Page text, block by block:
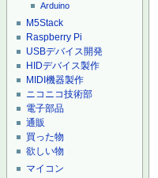
Arduino
M5Stack
Raspberry Pi
USBデバイス開発
HIDデバイス製作
MIDI機器製作
ニコニコ技術部
電子部品
通販
買った物
欲しい物
マイコン